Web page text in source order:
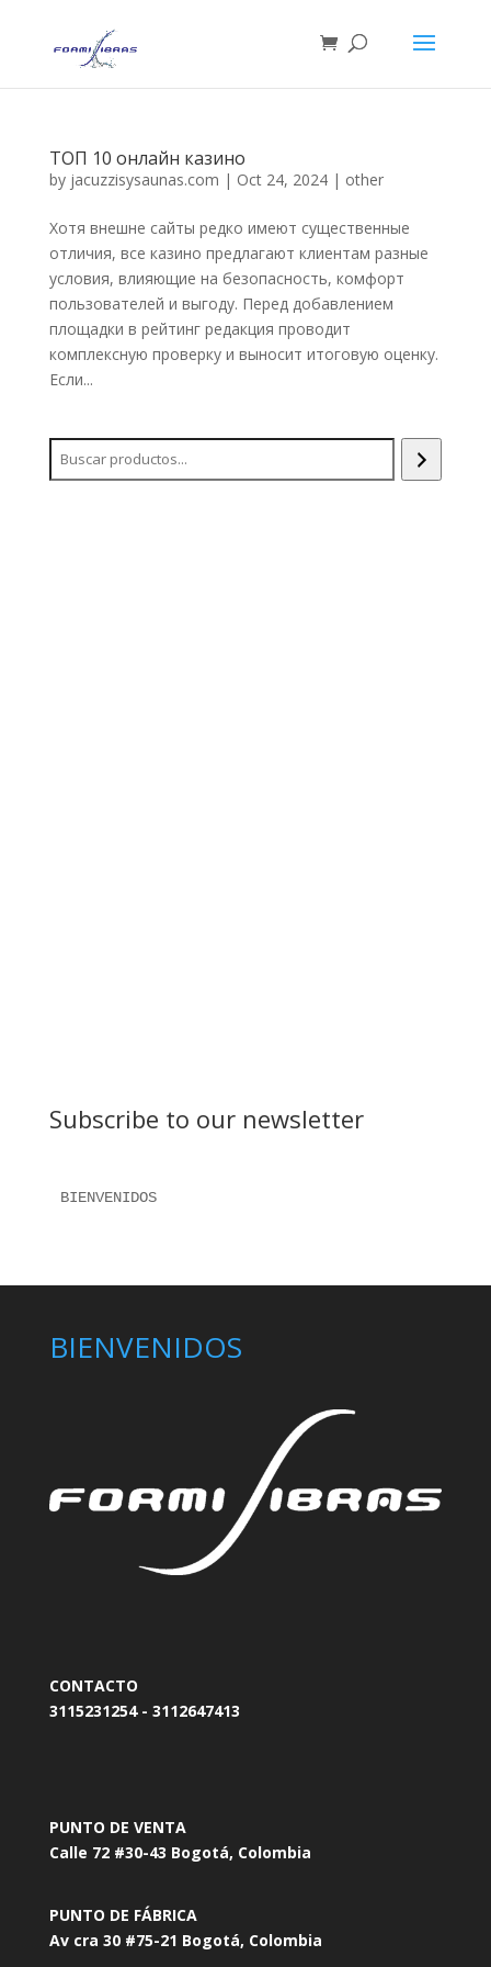
ТОП 10 онлайн казино
by jacuzzisysaunas.com | Oct 24, 2024| other
Хотя внешне сайты редко имеют существенные
отличия, все казино предлагают клиентам разные
условия, влияющие на безопасность, комфорт
пользователей и выгоду. Перед добавлением
площадки в рейтинг редакция проводит
комплексную проверку и выносит итоговую оценку.
Если...
Subscribe to our newsletter
BIENVENIDOS
BIENVENIDOS
CONTACTO
3115231254 - 3112647413
PUNTO DE VENTA
Calle 72 #30-43 Bogotá, Colombia
PUNTO DE FÁBRICA
Av cra 30 #75-21 Bogotá, Colombia